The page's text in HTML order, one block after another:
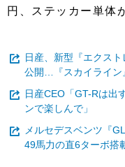
円、ステッカー単体
日産、新型『エクス
公開…『スカイライン
日産CEO「GT-Rは出
ンで楽しんで」
メルセデスベンツ『
49馬力の直6ターボ搭